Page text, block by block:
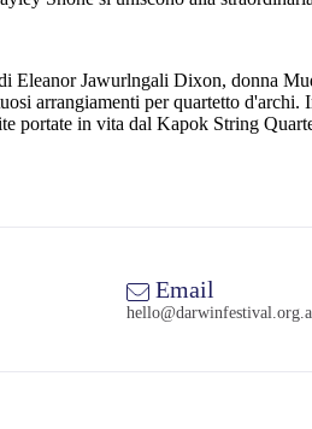
Eleanor Jawurlngali Dixon, donna
arrangiamenti per quartetto
portate in vita dal Kapok String
Email